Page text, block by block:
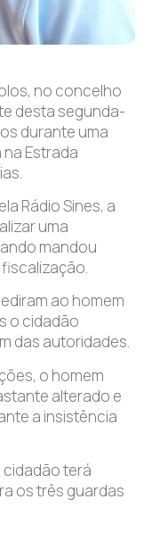
no concelho
desta segunda-
durante uma
Estrada
Rádio Sines, a
uma
mandou
ao homem
o cidadão
das autoridades.
o homem
alterado e
a insistência
cidadão terá
os três guardas